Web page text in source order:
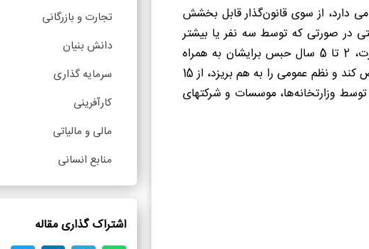
دارد، از سوی قانون‌گذار قابل بخشش
(مصوب در سال 1375) تخریب اموال دولتی در صورتی که توسط سه نفر یا بیشتر
انجام شوند، ممکن است به محارب شناخته شدن آن‎ها منجر شده و در غیر این صورت، 2 تا 5 سال حبس برایشان به همراه
خواهد داشت. از طرفی، اگر کسی به افراد عادی در صحن عمومی جامعه حمله یا تعرض کند و نظم عمومی را به هم بریزد، از 15
روز تا 6 ماه حبس خواهد شد. اما اموال دولتی چه چیزهایی هستند؟ همه اموالی که توسط وزارتخانه‌ها، موسسات و شرکت‎های
تجارت و بازرگانی
دانش بنیان
سرمایه گذاری
کارآفرینی
مالی و مالیاتی
منابع انسانی
اشتراک گذاری مقاله